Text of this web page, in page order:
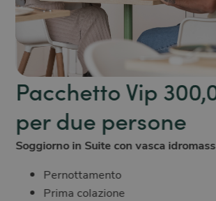
Pacchetto Vip
per due persone
Soggiorno in Suite con vasca
Pernottamento
Prima colazione